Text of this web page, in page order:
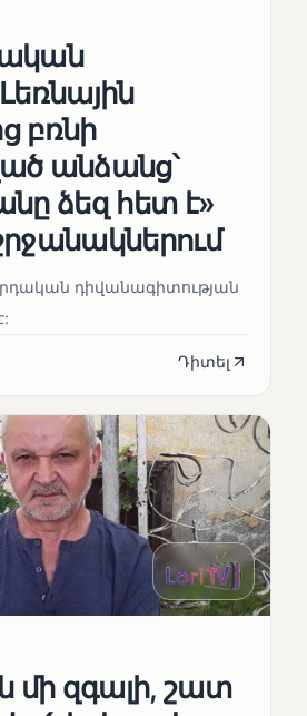
Լեռնային
բռնի
անձանց՝
ձեզ հետ է»
դիվանագիտության
Դիտել
մի զգալի, շատ